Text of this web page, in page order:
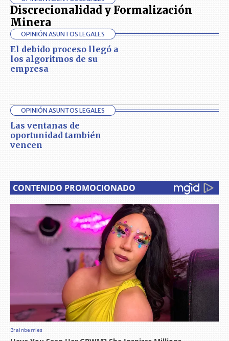
Discrecionalidad y Formalización
Minera
OPINIÓN ASUNTOS LEGALES
El debido proceso llegó a
los algoritmos de su
empresa
OPINIÓN ASUNTOS LEGALES
Las ventanas de
oportunidad también
vencen